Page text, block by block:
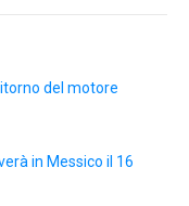
del motore
in Messico il 16